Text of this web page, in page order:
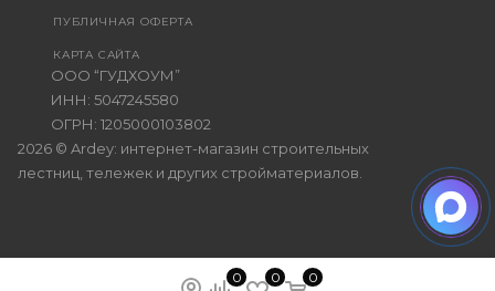
0 0 0
2026 © Ardey: интернет-магазин строительных
лестниц, тележек и других стройматериалов.
ООО “ГУДХОУМ”
ИНН: 5047245580
ОГРН: 1205000103802
ПУБЛИЧНАЯ ОФЕРТА
КАРТА САЙТА